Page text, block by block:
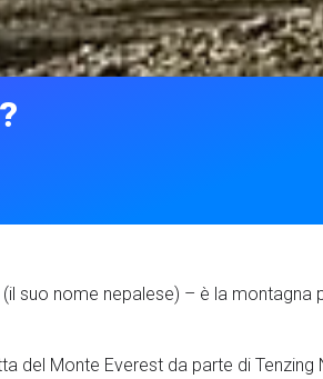
suo nome nepalese) – è la montagna
del Monte Everest da parte di Tenzing